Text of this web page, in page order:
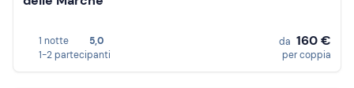
1 notte
5,0
1-2 partecipanti
da 160 €
per coppia